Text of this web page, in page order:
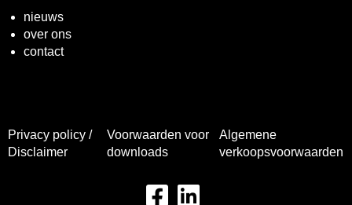
nieuws
over ons
contact
Privacy policy /
Disclaimer
Voorwaarden voor
downloads
Algemene
verkoopsvoorwaarden